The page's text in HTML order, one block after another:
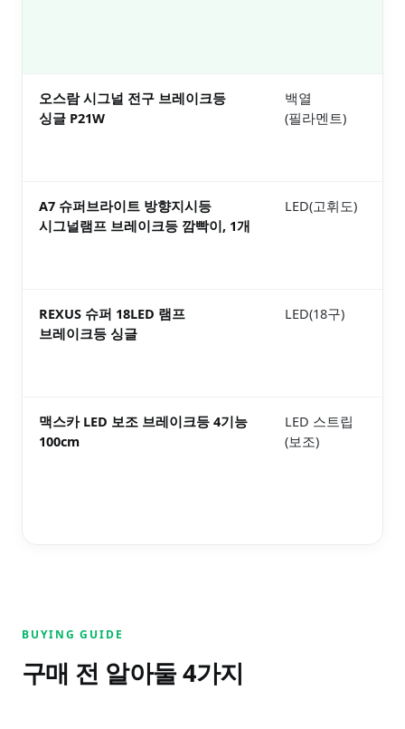
오스람 시그널 전구 브레이크등
싱글 P21W
백열
(필라멘트)
A7 슈퍼브라이트 방향지시등
시그널램프 브레이크등 깜빡이, 1개
LED(고휘도)
REXUS 슈퍼 18LED 램프
브레이크등 싱글
LED(18구)
맥스카 LED 보조 브레이크등 4기능
100cm
LED 스트립
(보조)
BUYING GUIDE
구매 전 알아둘4가지